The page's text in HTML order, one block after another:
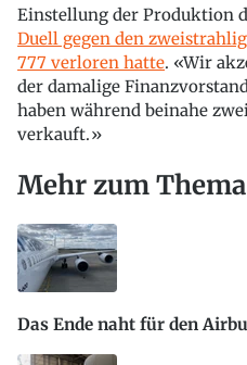
Einstellung der Produktion
Duell gegen den
777 verloren hatte. «Wir
der damalige
haben während beinahe
verkauft.»
Mehr zum Thema
Das Ende naht für den